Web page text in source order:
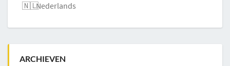
Nederlands
ARCHIEVEN